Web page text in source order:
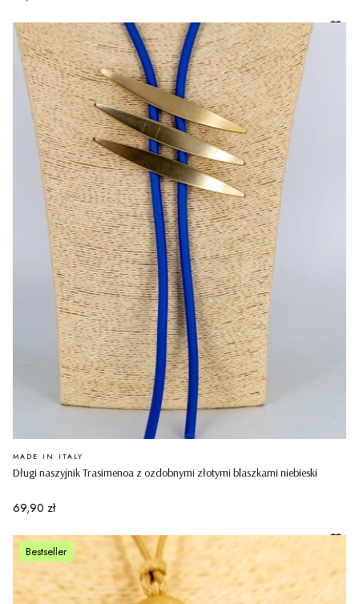
Długi naszyjnik Trasimenoa z ozdobnymi złotymi blaszkami niebieski
PRODUCENT
MADE IN ITALY
Cena
69,90 zł
Bestseller